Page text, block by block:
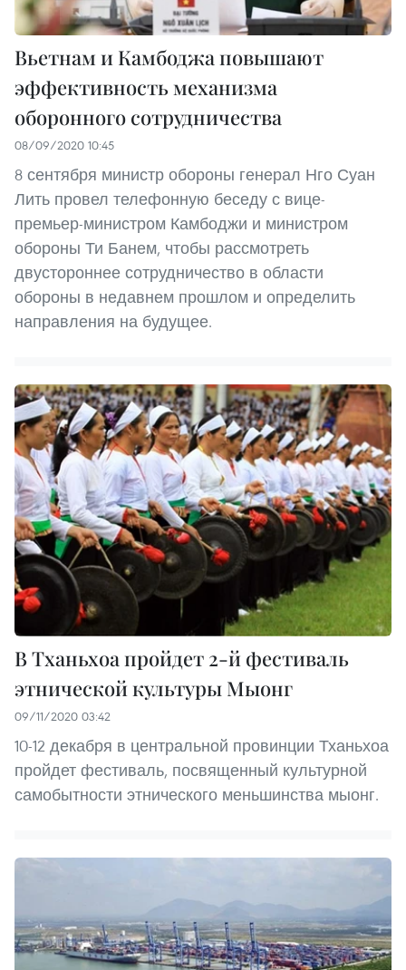
Вьетнам и Камбоджа повышают
эффективность механизма
оборонного сотрудничества
08/09/2020 10:45
8 сентября министр обороны генерал Нго Суан
Лить провел телефонную беседу с вице-
премьер-министром Камбоджи и министром
обороны Ти Банем, чтобы рассмотреть
двустороннее сотрудничество в области
обороны в недавнем прошлом и определить
направления на будущее.
В Тханьхоа пройдет 2-й фестиваль
этнической культуры Мыонг
09/11/2020 03:42
10-12 декабря в центральной провинции Тханьхоа
пройдет фестиваль, посвященный культурной
самобытности этнического меньшинства мыонг.